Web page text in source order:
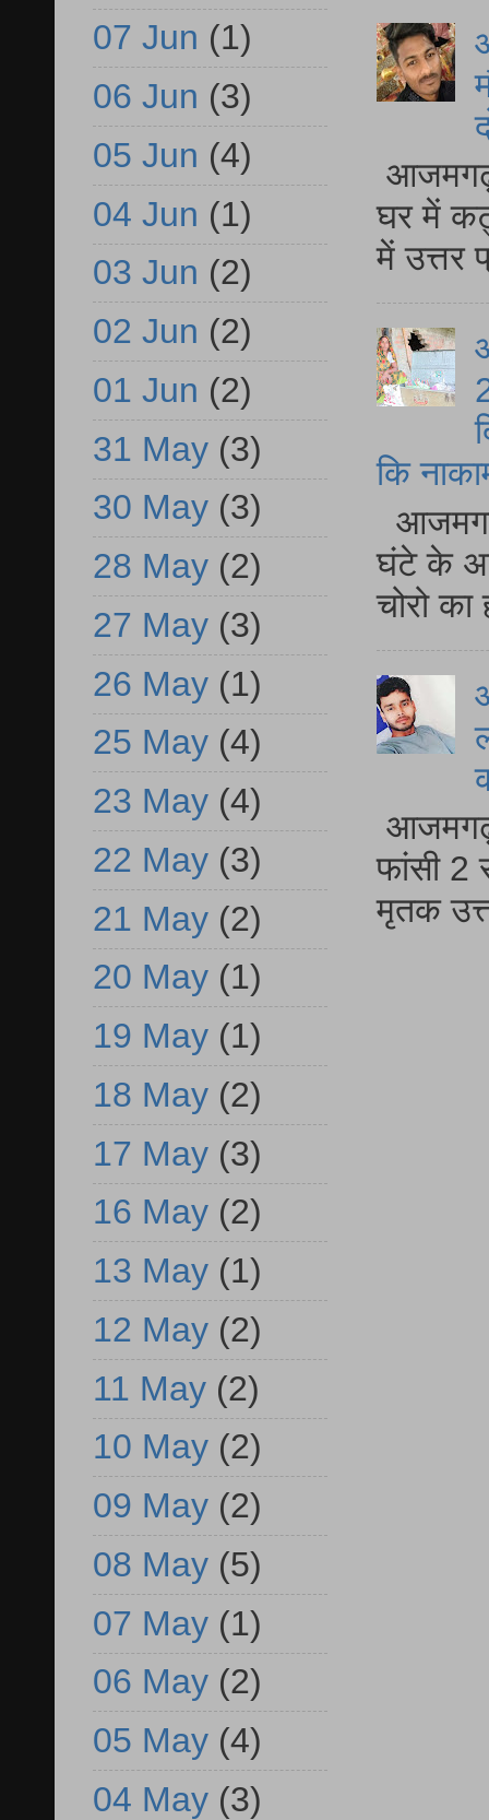
घर में
में
कि
घंटे के
चोरो
आजमगढ़
फांसी 2
मृतक
07 Jun (1)
06 Jun (3)
05 Jun (4)
04 Jun (1)
03 Jun (2)
02 Jun (2)
01 Jun (2)
31 May (3)
30 May (3)
28 May (2)
27 May (3)
26 May (1)
25 May (4)
23 May (4)
22 May (3)
21 May (2)
20 May (1)
19 May (1)
18 May (2)
17 May (3)
16 May (2)
13 May (1)
12 May (2)
11 May (2)
10 May (2)
09 May (2)
08 May (5)
07 May (1)
06 May (2)
05 May (4)
04 May (3)